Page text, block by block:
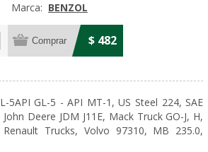
Marca: BENZOL
$ 482
5API GL-5 - API MT-1, US Steel 224, SAE
Deere JDM J11E, Mack Truck GO-J, H,
Trucks, Volvo 97310, MB 235.0,